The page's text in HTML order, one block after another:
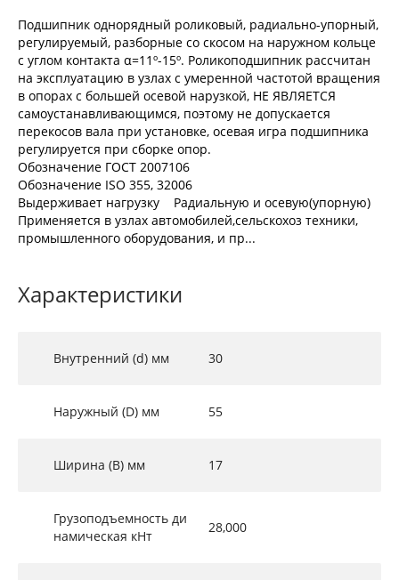
Подшипник однорядный роликовый, радиально-упорный,
регулируемый, разборные со скосом на наружном кольце
с углом контакта α=11º-15º. Роликоподшипник рассчитан
на эксплуатацию в узлах с умеренной частотой вращения
в опорах с большей осевой нарузкой, НЕ ЯВЛЯЕТСЯ
самоустанавливающимся, поэтому не допускается
перекосов вала при установке, осевая игра подшипника
регулируется при сборке опор.
Обозначение ГОСТ 2007106
Обозначение ISO 355, 32006
Выдерживает нагрузку Радиальную и осевую(упорную)
Применяется в узлах автомобилей,сельскохоз техники,
промышленного оборудования, и пр...
Характеристики
Внутренний (d) мм 30
Наружный (D) мм 55
Ширина (B) мм 17
Грузоподъемность ди
намическая кНт
28,000